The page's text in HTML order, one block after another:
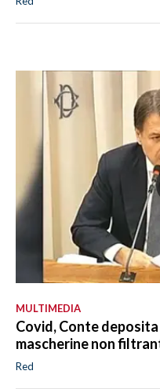
MULTIMEDIA
Covid, Conte
mascherine non
Red